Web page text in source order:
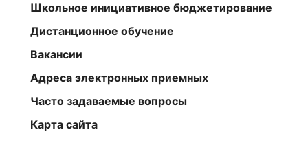
Школьное инициативное бюджетирование
Дистанционное обучение
Вакансии
Адреса электронных приемных
Часто задаваемые вопросы
Карта сайта